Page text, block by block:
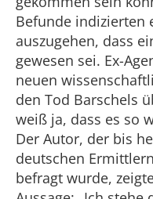
Befunde indizierten
auszugehen, dass
gewesen sei. Ex-
neuen
den Tod Barschels
weiß ja, dass es so
Der Autor, der bis
deutschen
befragt wurde,